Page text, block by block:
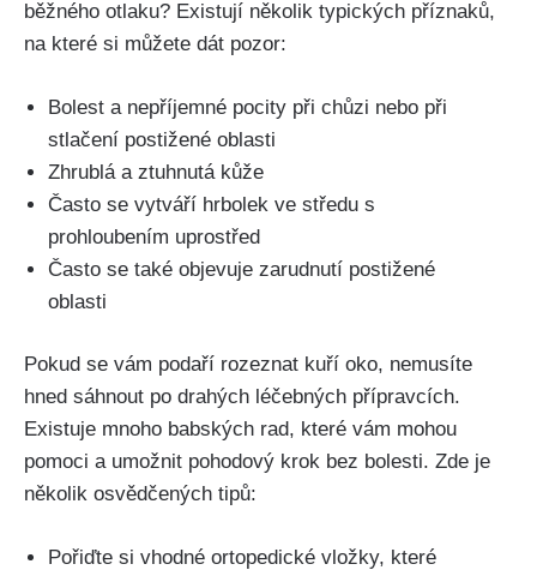
běžného otlaku? Existují několik​ typických příznaků,
na které si můžete dát pozor:
Bolest a nepříjemné pocity při chůzi nebo ‌při
stlačení postižené oblasti
Zhrublá a ztuhnutá kůže
Často ‌se vytváří hrbolek ve středu s‍
prohloubením uprostřed
Často ⁢se​ také‌ objevuje‌ zarudnutí postižené
oblasti
Pokud se‌ vám podaří rozeznat kuří oko, nemusíte
hned ⁢sáhnout po drahých léčebných‍ přípravcích.
Existuje mnoho babských⁣ rad, ⁢které vám⁤ mohou
pomoci a⁣ umožnit pohodový krok bez bolesti. Zde ​je
několik osvědčených tipů:
Pořiďte si vhodné⁣ ortopedické ⁣vložky, které